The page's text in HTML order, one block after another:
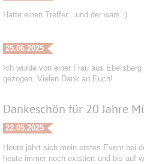
Hatte einen Treffer…und der wars :)
25.06.2025
Ich wurde von einer Frau aus
gezogen. Vielen Dank an Euch!
Dankeschön für 20 Jahre
22.05.2025
Heute jährt sich mein erstes Event bei
heute immer noch existiert und bis auf